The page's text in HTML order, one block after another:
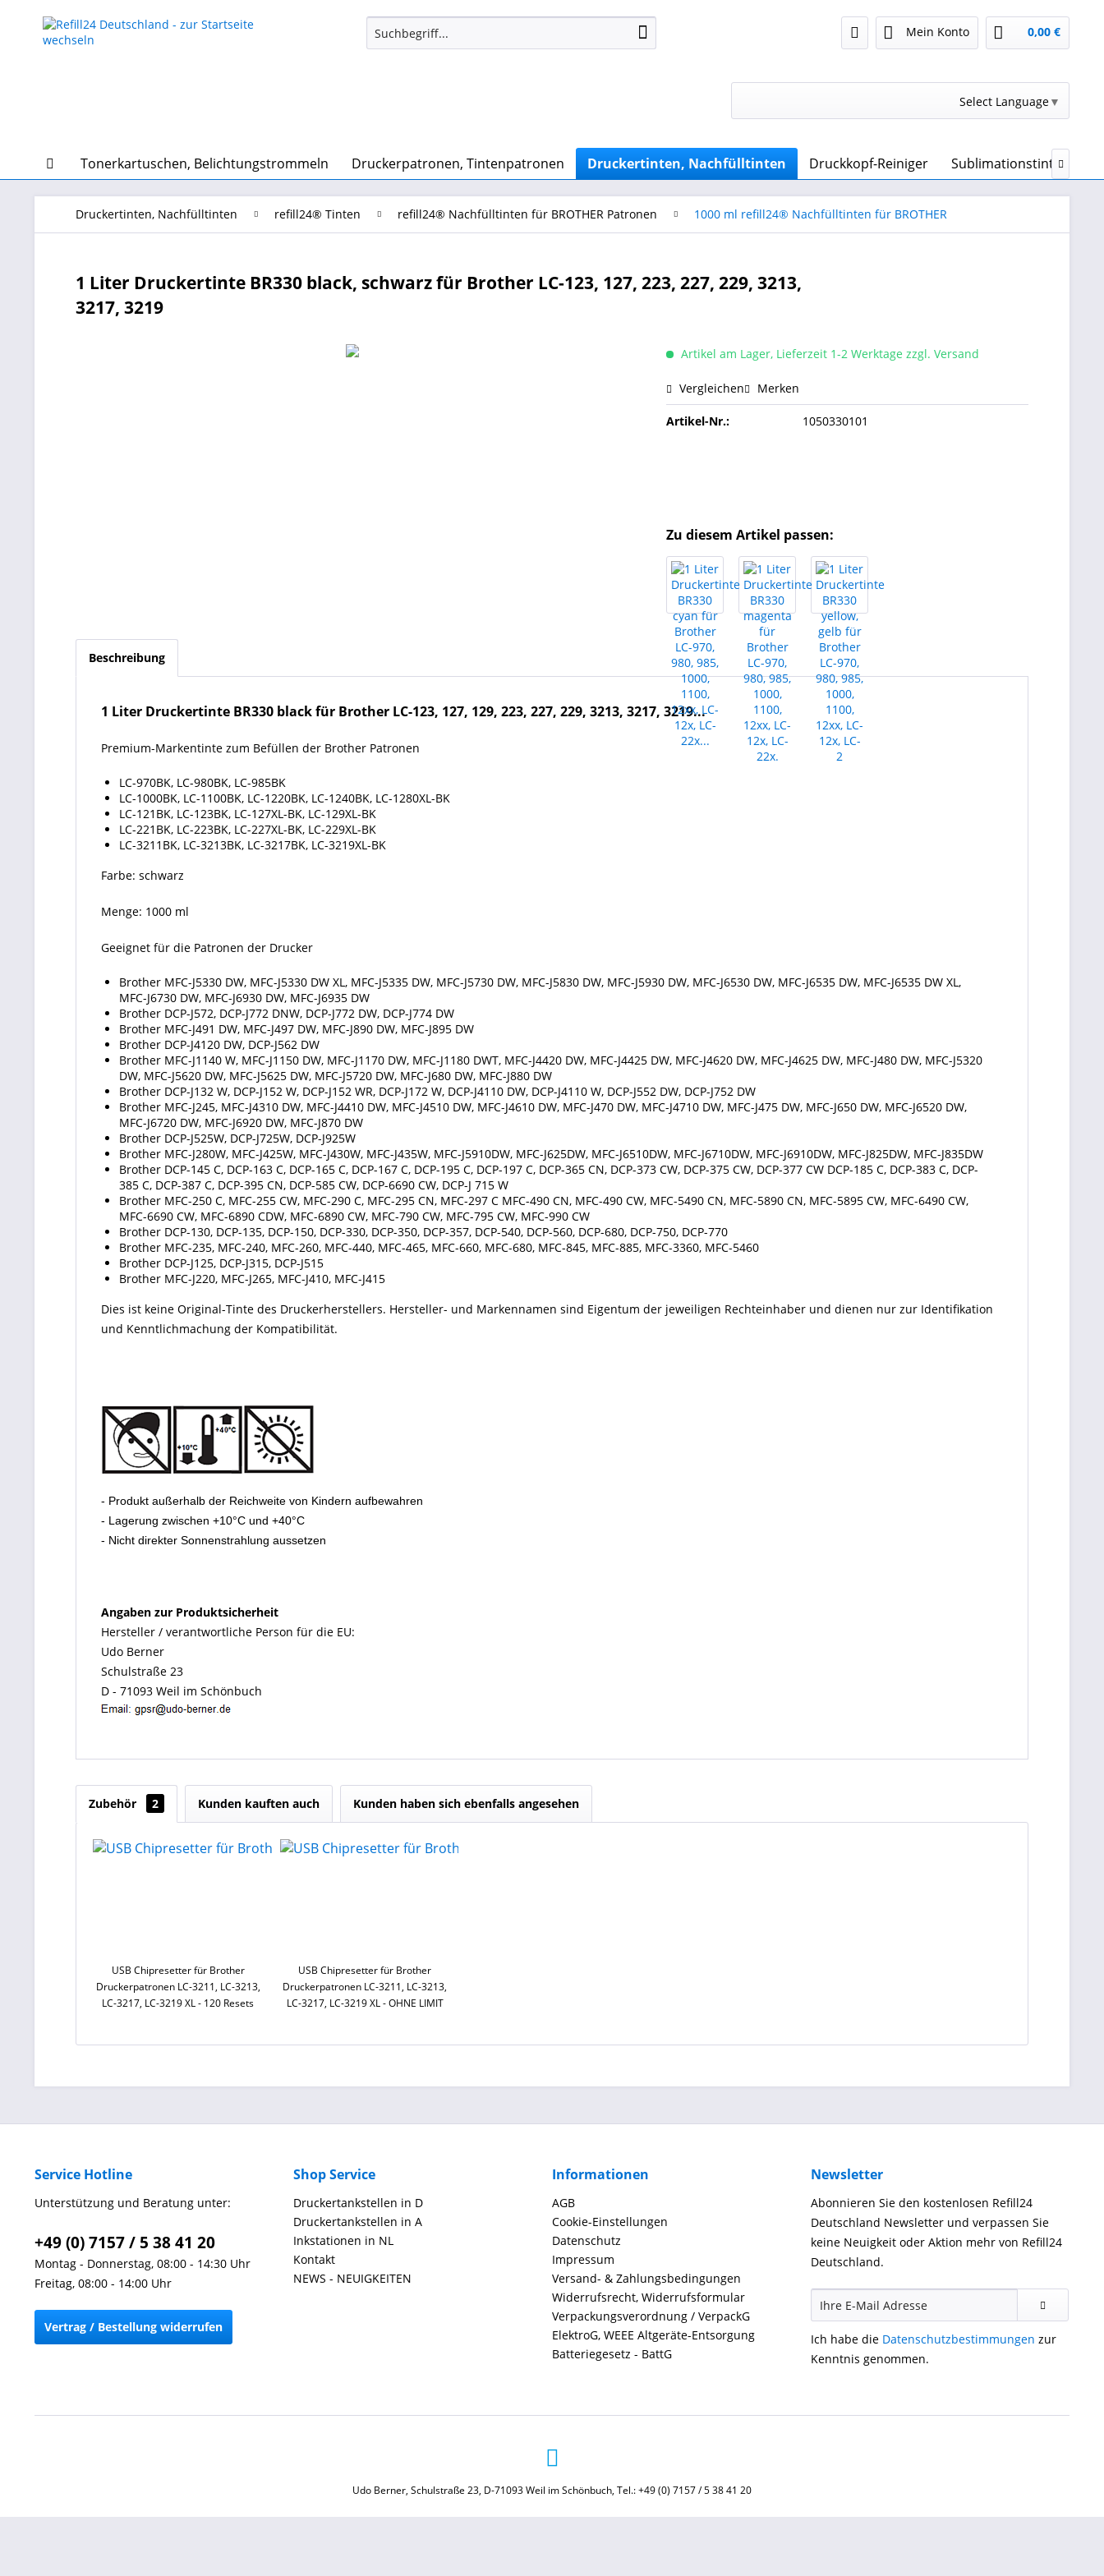
Mein Konto 0,00 €
Select Language▼
Tonerkartuschen, Belichtungstrommeln Druckerpatronen, Tintenpatronen Druckertinten, Nachfülltinten Druckkopf-Reiniger Sublimationstinte &

Druckertinten, Nachfülltinten refill24® Tinten refill24® Nachfülltinten für BROTHER Patronen 1000 ml refill24® Nachfülltinten für BROTHER
1 Liter Druckertinte BR330 black, schwarz für Brother LC-123, 127, 223, 227, 229, 3213,
3217, 3219
Artikel am Lager, Lieferzeit 1-2 Werktage zzgl. Versand
Vergleichen Merken
Artikel-Nr.: 1050330101
Zu diesem Artikel passen:
Beschreibung
1 Liter Druckertinte BR330 black für Brother LC-123, 127, 129, 223, 227, 229, 3213, 3217, 3219...
Premium-Markentinte zum Befüllen der Brother Patronen
LC-970BK, LC-980BK, LC-985BK
LC-1000BK, LC-1100BK, LC-1220BK, LC-1240BK, LC-1280XL-BK
LC-121BK, LC-123BK, LC-127XL-BK, LC-129XL-BK
LC-221BK, LC-223BK, LC-227XL-BK, LC-229XL-BK
LC-3211BK, LC-3213BK, LC-3217BK, LC-3219XL-BK
Farbe: schwarz
Menge: 1000 ml
Geeignet für die Patronen der Drucker
Brother MFC-J5330 DW, MFC-J5330 DW XL, MFC-J5335 DW, MFC-J5730 DW, MFC-J5830 DW, MFC-J5930 DW, MFC-J6530 DW, MFC-J6535 DW, MFC-J6535 DW XL,
MFC-J6730 DW, MFC-J6930 DW, MFC-J6935 DW
Brother DCP-J572, DCP-J772 DNW, DCP-J772 DW, DCP-J774 DW
Brother MFC-J491 DW, MFC-J497 DW, MFC-J890 DW, MFC-J895 DW
Brother DCP-J4120 DW, DCP-J562 DW
Brother MFC-J1140 W, MFC-J1150 DW, MFC-J1170 DW, MFC-J1180 DWT, MFC-J4420 DW, MFC-J4425 DW, MFC-J4620 DW, MFC-J4625 DW, MFC-J480 DW, MFC-J5320
DW, MFC-J5620 DW, MFC-J5625 DW, MFC-J5720 DW, MFC-J680 DW, MFC-J880 DW
Brother DCP-J132 W, DCP-J152 W, DCP-J152 WR, DCP-J172 W, DCP-J4110 DW, DCP-J4110 W, DCP-J552 DW, DCP-J752 DW
Brother MFC-J245, MFC-J4310 DW, MFC-J4410 DW, MFC-J4510 DW, MFC-J4610 DW, MFC-J470 DW, MFC-J4710 DW, MFC-J475 DW, MFC-J650 DW, MFC-J6520 DW,
MFC-J6720 DW, MFC-J6920 DW, MFC-J870 DW
Brother DCP-J525W, DCP-J725W, DCP-J925W
Brother MFC-J280W, MFC-J425W, MFC-J430W, MFC-J435W, MFC-J5910DW, MFC-J625DW, MFC-J6510DW, MFC-J6710DW, MFC-J6910DW, MFC-J825DW, MFC-J835DW
Brother DCP-145 C, DCP-163 C, DCP-165 C, DCP-167 C, DCP-195 C, DCP-197 C, DCP-365 CN, DCP-373 CW, DCP-375 CW, DCP-377 CW DCP-185 C, DCP-383 C, DCP-
385 C, DCP-387 C, DCP-395 CN, DCP-585 CW, DCP-6690 CW, DCP-J 715 W
Brother MFC-250 C, MFC-255 CW, MFC-290 C, MFC-295 CN, MFC-297 C MFC-490 CN, MFC-490 CW, MFC-5490 CN, MFC-5890 CN, MFC-5895 CW, MFC-6490 CW,
MFC-6690 CW, MFC-6890 CDW, MFC-6890 CW, MFC-790 CW, MFC-795 CW, MFC-990 CW
Brother DCP-130, DCP-135, DCP-150, DCP-330, DCP-350, DCP-357, DCP-540, DCP-560, DCP-680, DCP-750, DCP-770
Brother MFC-235, MFC-240, MFC-260, MFC-440, MFC-465, MFC-660, MFC-680, MFC-845, MFC-885, MFC-3360, MFC-5460
Brother DCP-J125, DCP-J315, DCP-J515
Brother MFC-J220, MFC-J265, MFC-J410, MFC-J415
Dies ist keine Original-Tinte des Druckerherstellers. Hersteller- und Markennamen sind Eigentum der jeweiligen Rechteinhaber und dienen nur zur Identifikation
und Kenntlichmachung der Kompatibilität.
- Produkt außerhalb der Reichweite von Kindern aufbewahren
- Lagerung zwischen +10°C und +40°C
- Nicht direkter Sonnenstrahlung aussetzen
Angaben zur Produktsicherheit
Hersteller / verantwortliche Person für die EU:
Udo Berner
Schulstraße 23
D - 71093 Weil im Schönbuch
Zubehör 2 Kunden kauften auch Kunden haben sich ebenfalls angesehen
USB Chipresetter für Brother
Druckerpatronen LC-3211, LC-3213,
LC-3217, LC-3219 XL - 120 Resets
USB Chipresetter für Brother
Druckerpatronen LC-3211, LC-3213,
LC-3217, LC-3219 XL - OHNE LIMIT
Service Hotline
Unterstützung und Beratung unter:
+49 (0) 7157 / 5 38 41 20
Montag - Donnerstag, 08:00 - 14:30 Uhr
Freitag, 08:00 - 14:00 Uhr
Vertrag / Bestellung widerrufen
Shop Service
Druckertankstellen in D
Druckertankstellen in A
Inkstationen in NL
Kontakt
NEWS - NEUIGKEITEN
Informationen
AGB
Cookie-Einstellungen
Datenschutz
Impressum
Versand- & Zahlungsbedingungen
Widerrufsrecht, Widerrufsformular
Verpackungsverordnung / VerpackG
ElektroG, WEEE Altgeräte-Entsorgung
Batteriegesetz - BattG
Newsletter
Abonnieren Sie den kostenlosen Refill24
Deutschland Newsletter und verpassen Sie
keine Neuigkeit oder Aktion mehr von Refill24
Deutschland.
Ich habe die Datenschutzbestimmungen zur
Kenntnis genommen.
Udo Berner, Schulstraße 23, D-71093 Weil im Schönbuch, Tel.: +49 (0) 7157 / 5 38 41 20